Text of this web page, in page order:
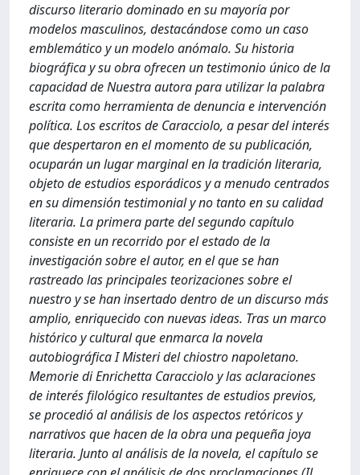
discurso literario dominado en su mayoría por
modelos masculinos, destacándose como un caso
emblemático y un modelo anómalo. Su historia
biográfica y su obra ofrecen un testimonio único de la
capacidad de Nuestra autora para utilizar la palabra
escrita como herramienta de denuncia e intervención
política. Los escritos de Caracciolo, a pesar del interés
que despertaron en el momento de su publicación,
ocuparán un lugar marginal en la tradición literaria,
objeto de estudios esporádicos y a menudo centrados
en su dimensión testimonial y no tanto en su calidad
literaria. La primera parte del segundo capítulo
consiste en un recorrido por el estado de la
investigación sobre el autor, en el que se han
rastreado las principales teorizaciones sobre el
nuestro y se han insertado dentro de un discurso más
amplio, enriquecido con nuevas ideas. Tras un marco
histórico y cultural que enmarca la novela
autobiográfica I Misteri del chiostro napoletano.
Memorie di Enrichetta Caracciolo y las aclaraciones
de interés filológico resultantes de estudios previos,
se procedió al análisis de los aspectos retóricos y
narrativos que hacen de la obra una pequeña joya
literaria. Junto al análisis de la novela, el capítulo se